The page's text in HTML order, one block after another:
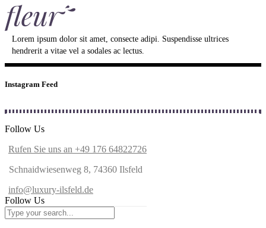
Lorem ipsum dolor sit amet, consecte adipi. Suspendisse ultrices
hendrerit a vitae vel a sodales ac lectus.
Instagram Feed
Follow Us
Rufen Sie uns an +49 176 64822726
Schnaidwiesenweg 8, 74360 Ilsfeld
info@luxury-ilsfeld.de
Follow Us